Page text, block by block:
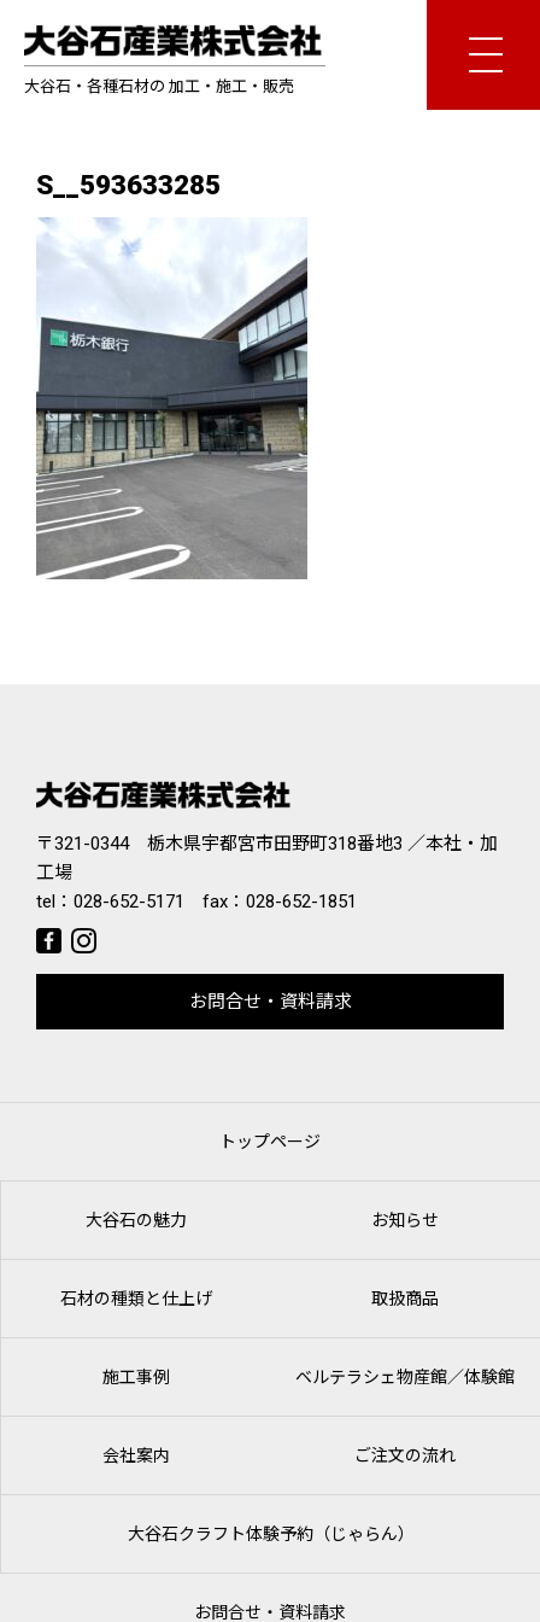
大谷石・各種石材の 加工・施工・販売
S__593633285
〒321-0344 栃木県宇都宮市田野町318番地3 ／本社・加
工場
tel： 028-652-5171 fax：028-652-1851
お問合せ・資料請求
トップページ
大谷石の魅力 お知らせ
石材の種類と仕上げ 取扱商品
施工事例 ベルテラシェ物産館／体験館
会社案内 ご注文の流れ
大谷石クラフト体験予約（じゃらん）
お問合せ・資料請求